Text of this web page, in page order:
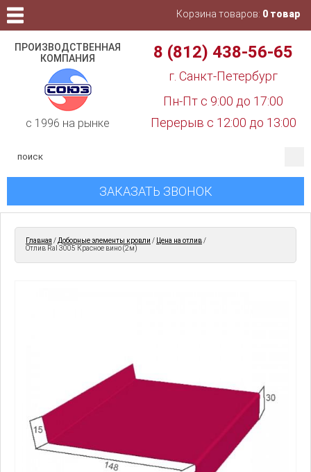
ПРОИЗВОДСТВЕННАЯ
КОМПАНИЯ
c 1996 на рынке
8 (812) 438-56-65
г. Санкт-Петербург
Пн-Пт с 9:00 до 17:00
Перерыв с 12:00 до 13:00
Корзина товаров: 0 товар
ЗАКАЗАТЬ ЗВОНОК
Главная / Доборные элементы кровли / Цена на отлив/
Отлив Ral 3005 Красное вино (2м)